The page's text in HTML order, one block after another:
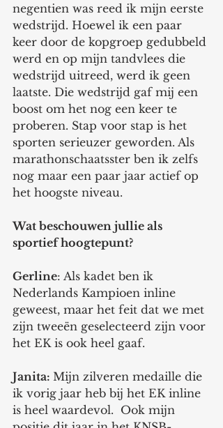
negentien was reed ik mijn eerste
wedstrijd. Hoewel ik een paar
keer door de kopgroep gedubbeld
werd en op mijn tandvlees die
wedstrijd uitreed, werd ik geen
laatste. Die wedstrijd gaf mij een
boost om het nog een keer te
proberen. Stap voor stap is het
sporten serieuzer geworden. Als
marathonschaatsster ben ik zelfs
nog maar een paar jaar actief op
het hoogste niveau.
Wat beschouwen jullie als
sportief hoogtepunt?
Gerline: Als kadet ben ik
Nederlands Kampioen inline
geweest, maar het feit dat we met
zijn tweeën geselecteerd zijn voor
het EK is ook heel gaaf.
Janita: Mijn zilveren medaille die
ik vorig jaar heb bij het EK inline
is heel waardevol.  Ook mijn